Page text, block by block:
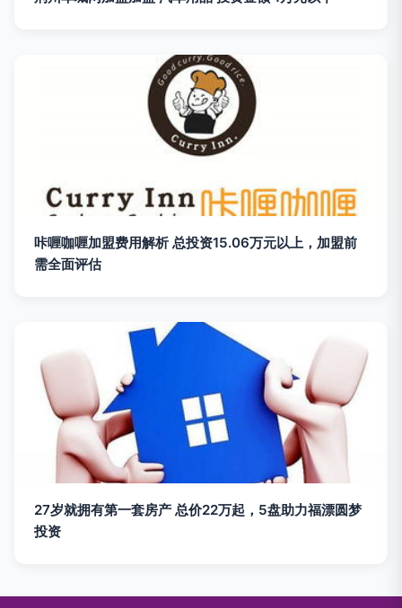
咔喱咖喱加盟费用解析 总投资15.06万元以上，加盟前
需全面评估
27岁就拥有第一套房产 总价22万起，5盘助力福漂圆梦
投资